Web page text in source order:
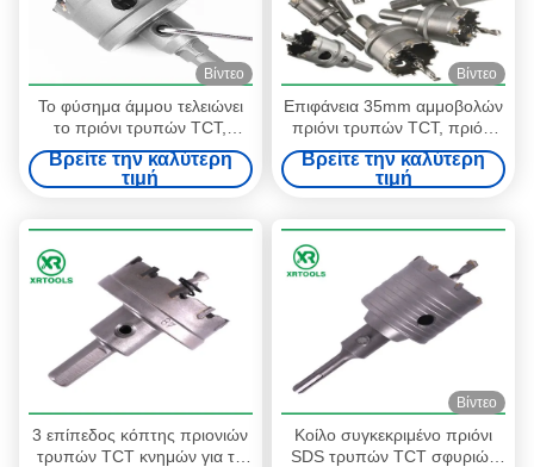
Βίντεο
Το φύσημα άμμου τελειώνει
το πριόνι τρυπών TCT,
τέμνον πριόνι ζωνών
μετάλλων καρβιδίου
βολφραμίου
Βρείτε την καλύτερη
τιμή
Βίντεο
Επιφάνεια 35mm αμμοβολών
πριόνι τρυπών TCT, πριόνι
τρυπών καρβιδίου για την
κοπή μετάλλων
Βρείτε την καλύτερη
τιμή
3 επίπεδος κόπτης πριονιών
τρυπών TCT κνημών για το
Βίντεο
Κοίλο συγκεκριμένο πριόνι
SDS τρυπών TCT σφυριών